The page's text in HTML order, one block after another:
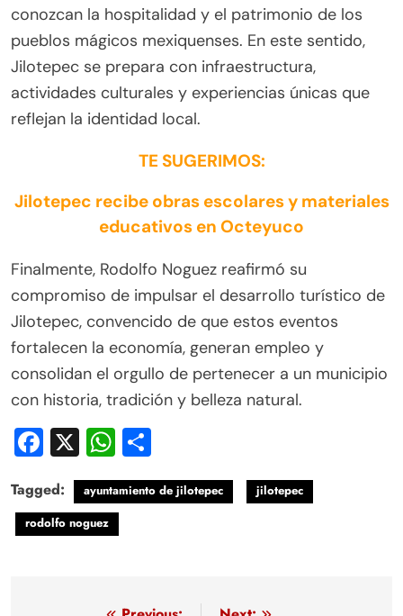
conozcan la hospitalidad y el patrimonio de los
pueblos mágicos mexiquenses. En este sentido,
Jilotepec se prepara con infraestructura,
actividades culturales y experiencias únicas que
reflejan la identidad local.
TE SUGERIMOS:
Jilotepec recibe obras escolares y materiales
educativos en Octeyuco
Finalmente, Rodolfo Noguez reafirmó su
compromiso de impulsar el desarrollo turístico de
Jilotepec, convencido de que estos eventos
fortalecen la economía, generan empleo y
consolidan el orgullo de pertenecer a un municipio
con historia, tradición y belleza natural.
Facebook
X WhatsApp
Tagged: ayuntamiento de jilotepec
jilotepec
rodolfo noguez